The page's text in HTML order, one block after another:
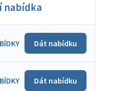
nabídka
Dát nabídku
Dát nabídku